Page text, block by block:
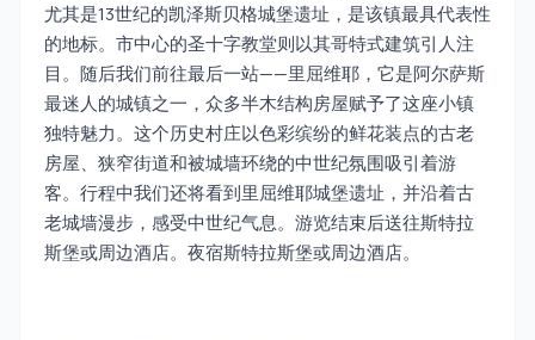
尤其是13世纪的凯泽斯贝格城堡遗址，是该镇最具代表性
的地标。市中心的圣十字教堂则以其哥特式建筑引人注
目。随后我们前往最后一站——里屈维耶，它是阿尔萨斯
最迷人的城镇之一，众多半木结构房屋赋予了这座小镇
独特魅力。这个历史村庄以色彩缤纷的鲜花装点的古老
房屋、狭窄街道和被城墙环绕的中世纪氛围吸引着游
客。行程中我们还将看到里屈维耶城堡遗址，并沿着古
老城墙漫步，感受中世纪气息。游览结束后送往斯特拉
斯堡或周边酒店。夜宿斯特拉斯堡或周边酒店。